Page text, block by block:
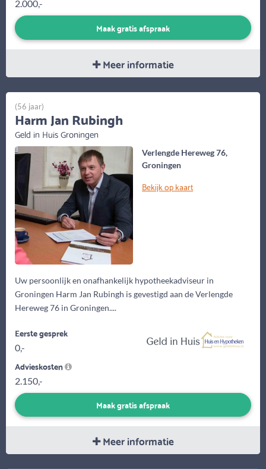
2.000,-
Maak gratis afspraak
Meer informatie
Verlengde Hereweg 76,
Groningen
Bekijk op kaart
Uw persoonlijk en onafhankelijk hypotheekadviseur in
Groningen Harm Jan Rubingh is gevestigd aan de Verlengde
Hereweg 76 in Groningen....
(56 jaar)
Harm Jan Rubingh
Geld in Huis Groningen
Eerste gesprek
0,-
Advieskosten
2.150,-
Maak gratis afspraak
Meer informatie